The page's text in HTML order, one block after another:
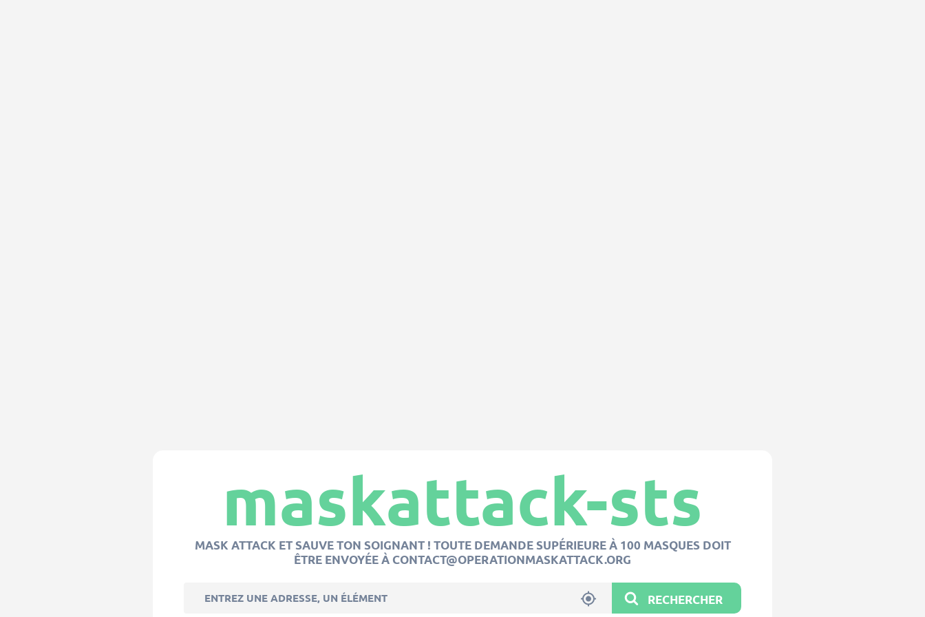
maskattack-sts
MASK ATTACK ET SAUVE TON SOIGNANT ! TOUTE DEMANDE SUPÉRIEURE À 100 MASQUES DOIT
ÊTRE ENVOYÉE À CONTACT@OPERATIONMASKATTACK.ORG